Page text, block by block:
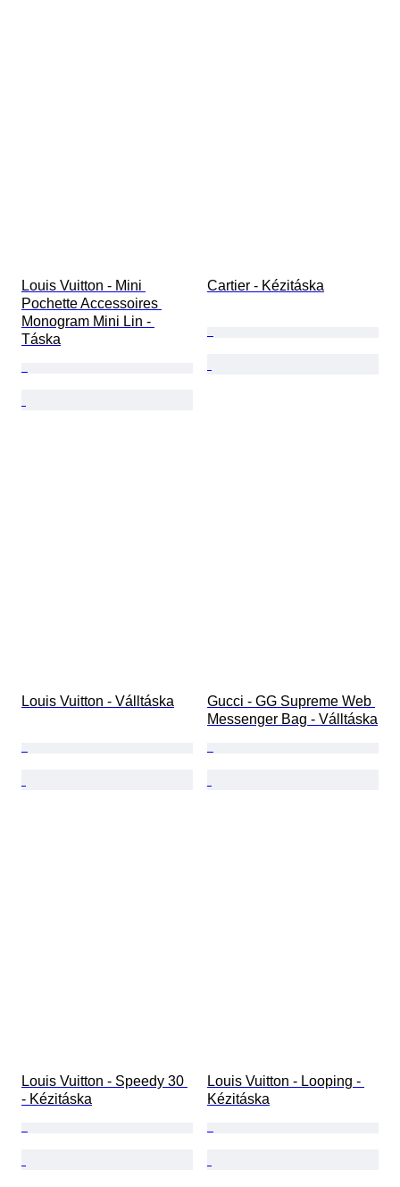
Louis Vuitton - Mini
Pochette Accessoires
Monogram Mini Lin -
Táska
Cartier - Kézitáska
Louis Vuitton - Válltáska
Gucci - GG Supreme Web
Messenger Bag - Válltáska
Louis Vuitton - Speedy 30
- Kézitáska
Louis Vuitton - Looping -
Kézitáska